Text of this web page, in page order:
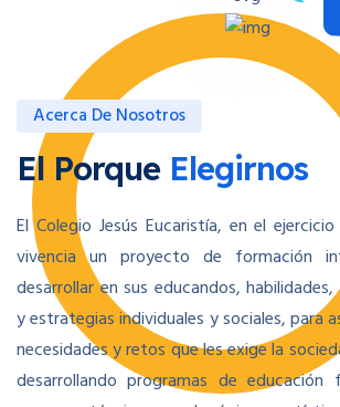
Acerca De Nosotros
El Porque Elegirnos
El Colegio Jesús Eucaristía, en el
vivencia un proyecto de formación
desarrollar en sus educandos,
y estrategias individuales y sociales, para
necesidades y retos que les exige la
desarrollando programas de